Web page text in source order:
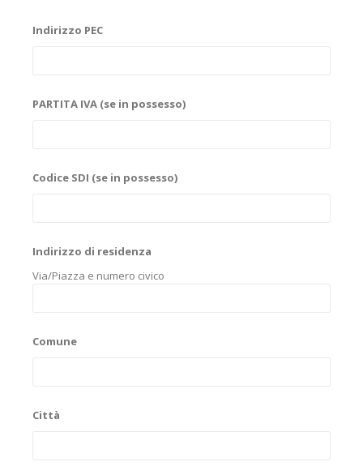
Indirizzo PEC
PARTITA IVA (se in possesso)
Codice SDI (se in possesso)
Indirizzo di residenza
Via/Piazza e numero civico
Comune
Città